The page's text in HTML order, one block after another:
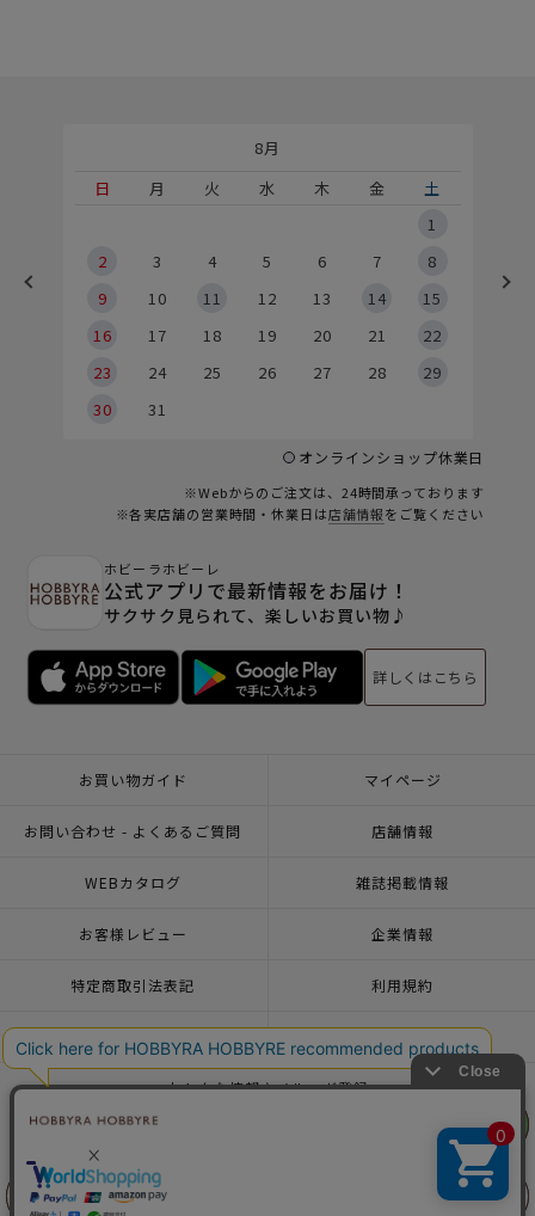
前に戻る
フェア
前に戻る
フェア
8月
日
月 火 水 木 金
土
1
2
3 4 5 6 7
8
9
10 11 12 13 14
15
16
17 18 19 20 21
22
23
24 25 26 27 28
29
30
31
オンラインショップ休業日
※Webからのご注文は、24時間承っております
※各実店舗の営業時間・休業日は店舗情報をご覧ください
ホビーラホビーレ
公式アプリで最新情報をお届け！
サクサク見られて、楽しいお買い物♪
詳しくはこちら
お買い物ガイド マイページ
お問い合わせ - よくあるご質問 店舗情報
WEBカタログ 雑誌掲載情報
お客様レビュー 企業情報
特定商取引法表記 利用規約
一緒に働こう♪求人情報
おトクな情報♪メルマガ登録
© 2026 HOBBYRA HOBBYRE CORPORATION ALL Rights Reserved